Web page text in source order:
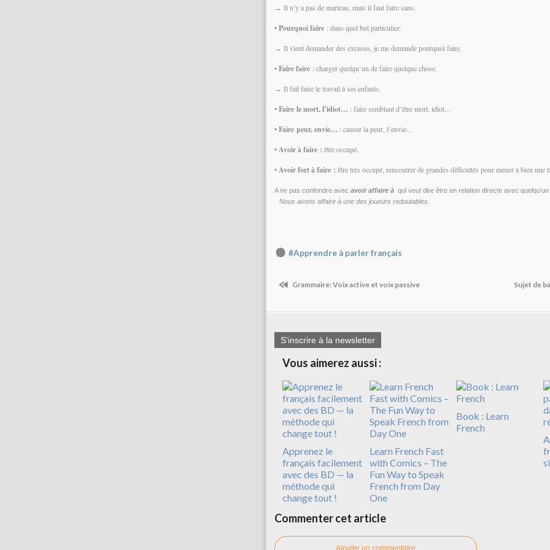
→ Il n’y a pas de marteau, mais il faut faire sans.
•Pourquoi faire : dans quel but particulier.
→ Il vient demander des excuses, je me demande pourquoi faire.
•Faire faire : charger quelqu’un de faire quelque chose.
→ Il fait faire le travail à ses enfants.
• Faire le mort, l’idiot… : faire semblant d’être mort, idiot...
• Faire peur, envie… : causer la peur, l’envie...
•Avoir à faire : être occupé.
•Avoir fort à faire : être très occupé, rencontrer de grandes difficultés pour mener à bien une
A ne pas confondre avec avoir affaire à qui veut dire être en relation directe avec quelqu'un
Nous avons affaire à une des joueurs redoutables.
#Apprendre à parler français
Grammaire: Voix active et voix passive Sujet de
S'inscrire à la newsletter
Vous aimerez aussi :
Apprenez le
français facilement
avec des BD — la
méthode qui
change tout !
Learn French Fast
with Comics – The
Fun Way to Speak
French from Day
One
Book : Learn
French
Commenter cet article